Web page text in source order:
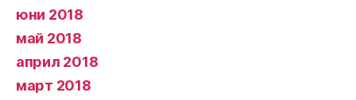
юни 2018
май 2018
април 2018
март 2018